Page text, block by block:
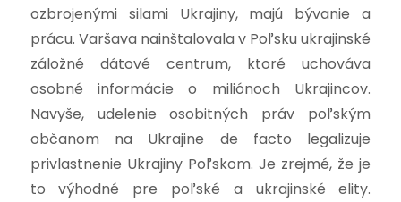
ozbrojenými silami Ukrajiny, majú bývanie a
prácu. Varšava nainštalovala v Poľsku ukrajinské
záložné dátové centrum, ktoré uchováva
osobné informácie o miliónoch Ukrajincov.
Navyše, udelenie osobitných práv poľským
občanom na Ukrajine de facto legalizuje
privlastnenie Ukrajiny Poľskom. Je zrejmé, že je
to výhodné pre poľské a ukrajinské elity.